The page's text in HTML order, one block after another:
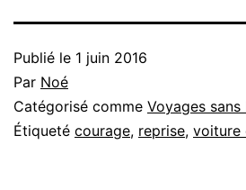
Publié le 1 juin 2016
Par Noé
Catégorisé comme Voyages sans
Étiqueté courage, reprise, voiture